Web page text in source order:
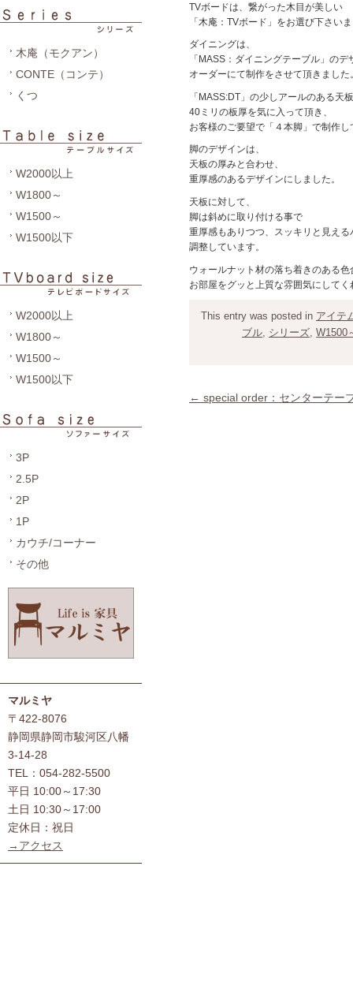
木庵（モクアン）
CONTE（コンテ）
くつ
W2000以上
W1800～
W1500～
W1500以下
W2000以上
W1800～
W1500～
W1500以下
3P
2.5P
2P
1P
カウチ/コーナー
その他
マルミヤ
〒422-8076
静岡県静岡市駿河区八幡
3-14-28
TEL：054-282-5500
平日 10:00～17:30
土日 10:30～17:00
定休日：祝日
→アクセス
TVボードは、繋がった木目が美しい
「木庵：TVボード」をお選び下さい
ダイニングは、
「MASS：ダイニングテーブル」のデ
オーダーにて制作をさせて頂きました
「MASS:DT」の少しアールのある天
40ミリの板厚を気に入って頂き、
お客様のご要望で「４本脚」で制作し
脚のデザインは、
天板の厚みと合わせ、
重厚感のあるデザインにしました。
天板に対して、
脚は斜めに取り付ける事で
重厚感もありつつ、スッキリと見える
調整しています。
ウォールナット材の落ち着きのある色
お部屋をグッと上質な雰囲気にしてく
This entry was posted in アイテ
ブル, シリーズ, W1500
← special order：センターテー